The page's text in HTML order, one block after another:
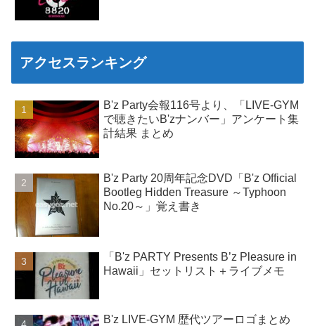
アクセスランキング
B'z Party会報116号より、「LIVE-GYM
で聴きたいB'zナンバー」アンケート集
計結果 まとめ
B'z Party 20周年記念DVD「B'z Official
Bootleg Hidden Treasure ～Typhoon
No.20～」覚え書き
「B'z PARTY Presents B’z Pleasure in
Hawaii」セットリスト＋ライブメモ
B'z LIVE-GYM 歴代ツアーロゴまとめ